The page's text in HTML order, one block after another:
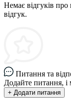
Немає відгуків
відгук.
Питання та
Додайте питання,
+ Додати питання